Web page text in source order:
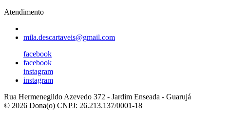
Atendimento
mila.descartaveis@gmail.com
facebook
facebook
instagram
instagram
Rua Hermenegildo Azevedo 372 - Jardim Enseada - Guarujá
© 2026 Dona(o) CNPJ: 26.213.137/0001-18